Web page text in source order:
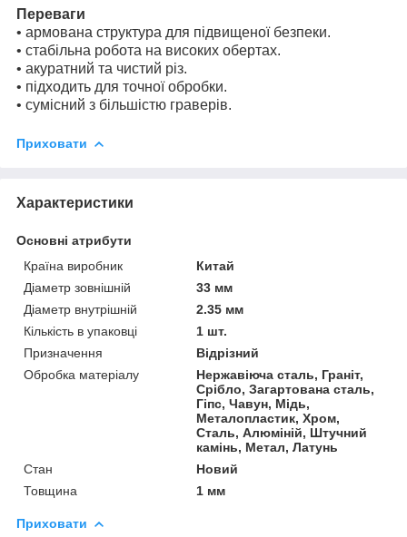
Переваги
• армована структура для підвищеної безпеки.
• стабільна робота на високих обертах.
• акуратний та чистий різ.
• підходить для точної обробки.
• сумісний з більшістю граверів.
Приховати
Характеристики
Основні атрибути
Країна виробник
Китай
Діаметр зовнішній
33 мм
Діаметр внутрішній
2.35 мм
Кількість в упаковці
1 шт.
Призначення
Відрізний
Обробка матеріалу
Нержавіюча сталь, Граніт,
Срібло, Загартована сталь,
Гіпс, Чавун, Мідь,
Металопластик, Хром,
Сталь, Алюміній, Штучний
камінь, Метал, Латунь
Стан
Новий
Товщина
1 мм
Приховати